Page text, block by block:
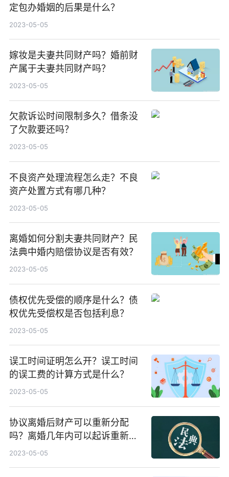
定包办婚姻的后果是什么？
2023-05-05
嫁妆是夫妻共同财产吗？婚前财
产属于夫妻共同财产吗？
2023-05-05
欠款诉讼时间限制多久？借条没
了欠款要还吗？
2023-05-05
不良资产处理流程怎么走？不良
资产处置方式有哪几种？
2023-05-05
离婚如何分割夫妻共同财产？民
法典中婚内赔偿协议是否有效？
2023-05-05
债权优先受偿的顺序是什么？债
权优先受偿权是否包括利息？
2023-05-05
误工时间证明怎么开？误工时间
的误工费的计算方式是什么？
2023-05-05
协议离婚后财产可以重新分配
吗？离婚几年内可以起诉重新分
割财产？
2023-05-05